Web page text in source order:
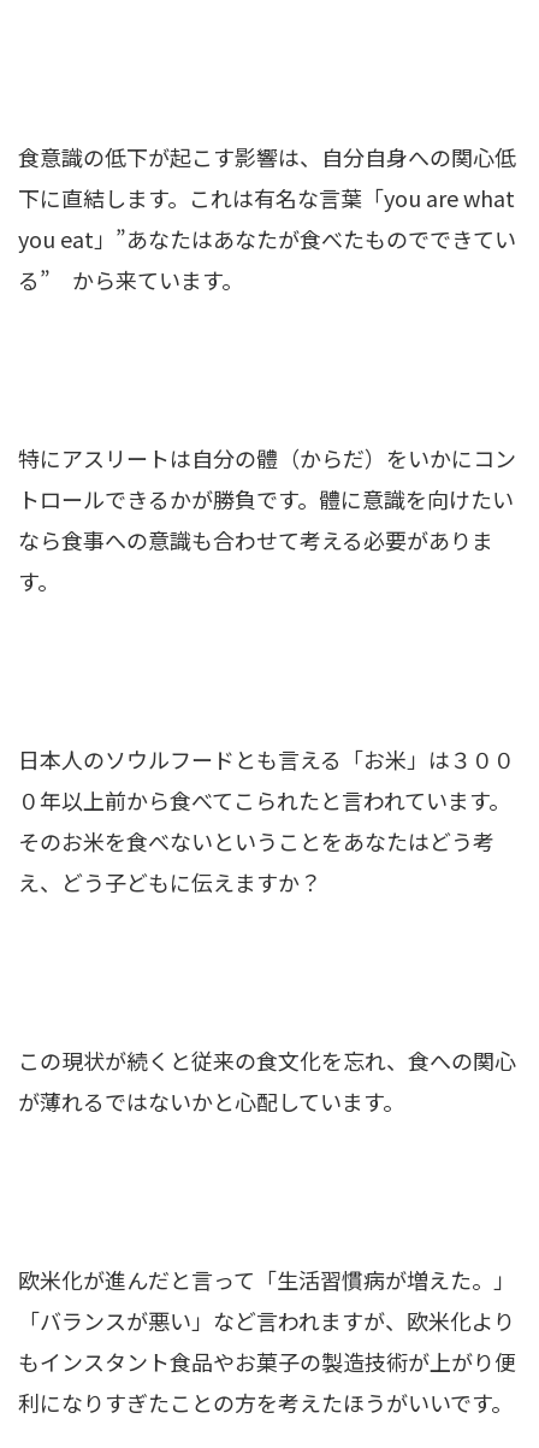
食意識の低下が起こす影響は、自分自身への関心低
下に直結します。これは有名な言葉「you are what
you eat」”あなたはあなたが食べたものでできてい
る” から来ています。
特にアスリートは自分の體（からだ）をいかにコン
トロールできるかが勝負です。體に意識を向けたい
なら食事への意識も合わせて考える必要がありま
す。
日本人のソウルフードとも言える「お米」は３００
０年以上前から食べてこられたと言われています。
そのお米を食べないということをあなたはどう考
え、どう子どもに伝えますか？
この現状が続くと従来の食文化を忘れ、食への関心
が薄れるではないかと心配しています。
欧米化が進んだと言って「生活習慣病が増えた。」
「バランスが悪い」など言われますが、欧米化より
もインスタント食品やお菓子の製造技術が上がり便
利になりすぎたことの方を考えたほうがいいです。